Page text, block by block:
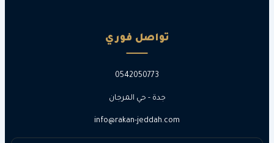
تواصل فوري
جدة - حي المرجان
info@rakan-jeddah.com